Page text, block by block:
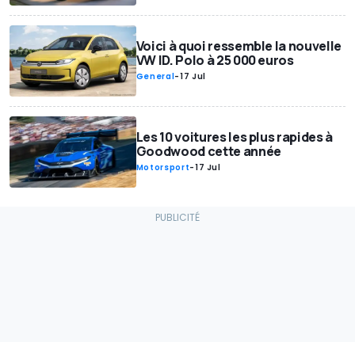
Voici à quoi ressemble la nouvelle
VW ID. Polo à 25 000 euros
General-17 Jul
Les 10 voitures les plus rapides à
Goodwood cette année
Motorsport-17 Jul